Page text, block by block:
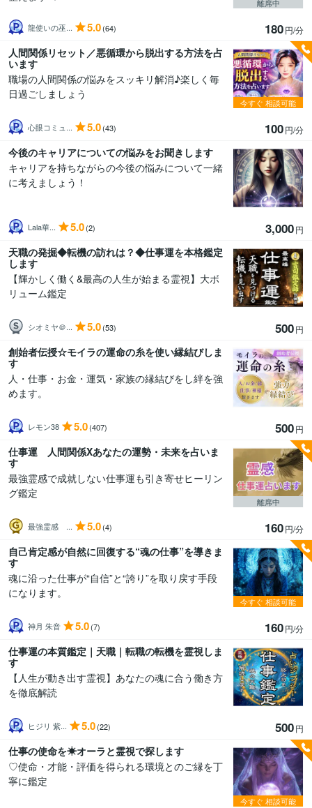
龍使いの巫... 5.0(64) 180円/分
離席中
人間関係リセット／悪循環から脱出する方法を占
います
職場の人間関係の悩みをスッキリ解消♪楽しく毎
日過ごしましょう
心眼コミュ... 5.0(43) 100円/分
今すぐ 相談可能
今後のキャリアについての悩みをお聞きします
キャリアを持ちながらの今後の悩みについて一緒
に考えましょう！
Lala華... 5.0(2) 3,000円
天職の発掘◆転機の訪れは？◆仕事運を本格鑑定
します
【輝かしく働く&最高の人生が始まる霊視】大ボ
リューム鑑定
シオミヤ＠... 5.0(53) 500円
創始者伝授☆モイラの運命の糸を使い縁結びしま
す
人・仕事・お金・運気・家族の縁結びをし絆を強
めます。
レモン38 5.0(407) 500円
仕事運 人間関係Xあなたの運勢・未来を占いま
す
最強霊感で成就しない仕事運も引き寄せヒーリン
グ鑑定
最強霊感 ... 5.0(4) 160円/分
離席中
自己肯定感が自然に回復する“魂の仕事”を導きま
す
魂に沿った仕事が“自信”と“誇り”を取り戻す手段
になります。
神月 朱音 5.0(7) 160円/分
今すぐ 相談可能
仕事運の本質鑑定｜天職｜転職の転機を霊視しま
す
【人生が動き出す霊視】あなたの魂に合う働き方
を徹底解読
ヒジリ 紫... 5.0(22) 500円
仕事の使命を☀オーラと霊視で探します
♡使命・才能・評価を得られる環境とのご縁を丁
寧に鑑定
今すぐ 相談可能